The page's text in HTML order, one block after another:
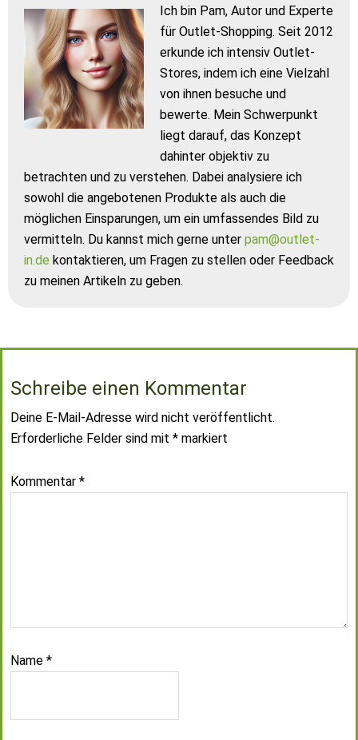
Ich bin Pam, Autor und Experte
für Outlet-Shopping. Seit 2012
erkunde ich intensiv Outlet-
Stores, indem ich eine Vielzahl
von ihnen besuche und
bewerte. Mein Schwerpunkt
liegt darauf, das Konzept
dahinter objektiv zu
betrachten und zu verstehen. Dabei analysiere ich
sowohl die angebotenen Produkte als auch die
möglichen Einsparungen, um ein umfassendes Bild zu
vermitteln. Du kannst mich gerne unter pam@outlet-
in.de kontaktieren, um Fragen zu stellen oder Feedback
zu meinen Artikeln zu geben.
Schreibe einen Kommentar
Deine E-Mail-Adresse wird nicht veröffentlicht.
Erforderliche Felder sind mit * markiert
Kommentar *
Name *